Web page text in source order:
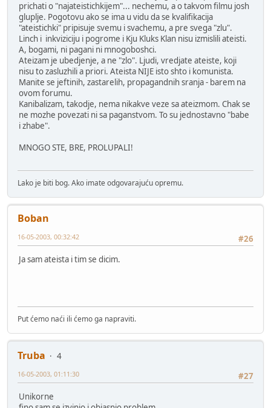
prichati o "najateistichkijem"... nechemu, a o takvom filmu josh
gluplje. Pogotovu ako se ima u vidu da se kvalifikacija
"ateistichki" pripisuje svemu i svachemu, a pre svega "zlu".
Linch i inkviziciju i pogrome i Kju Kluks Klan nisu izmislili ateisti.
A, bogami, ni pagani ni mnogoboshci.
Ateizam je ubedjenje, a ne "zlo". Ljudi, vredjate ateiste, koji
nisu to zasluzhili a priori. Ateista NIJE isto shto i komunista.
Manite se jeftinih, zastarelih, propagandnih sranja - barem na
ovom forumu.
Kanibalizam, takodje, nema nikakve veze sa ateizmom. Chak se
ne mozhe povezati ni sa paganstvom. To su jednostavno "babe
i zhabe".
MNOGO STE, BRE, PROLUPALI!
Lako je biti bog. Ako imate odgovarajuću opremu.
Boban
#26
16-05-2003, 00:32:42
Ja sam ateista i tim se dicim.
Put ćemo naći ili ćemo ga napraviti.
Truba
4
#27
16-05-2003, 01:11:30
Unikorne